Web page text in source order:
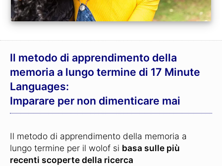
Il metodo di apprendimento della
memoria a lungo termine di 17 Minute
Languages:
Imparare per non dimenticare mai
Il metodo di apprendimento della memoria a
lungo termine per il wolof si basa sulle più
recenti scoperte della ricerca